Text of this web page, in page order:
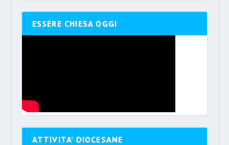
ESSERE CHIESA OGGI
ATTIVITA’ DIOCESANE